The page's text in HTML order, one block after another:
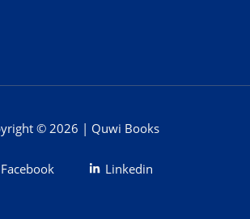
© 2026 | Quwi Books
Facebook Linkedin